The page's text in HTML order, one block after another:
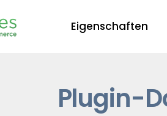
Eigenschaften
Plugin-